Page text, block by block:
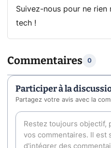
Suivez-nous pour ne rien
tech !
Commentaires 0
Participer à la
Partagez votre avis avec la